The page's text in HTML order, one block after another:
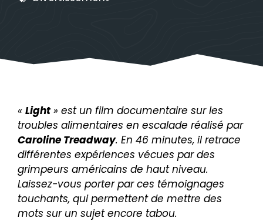
« Light » est un film documentaire sur les
troubles alimentaires en escalade réalisé par
Caroline Treadway. En 46 minutes, il retrace
différentes expériences vécues par des
grimpeurs américains de haut niveau.
Laissez-vous porter par ces témoignages
touchants, qui permettent de mettre des
mots sur un sujet encore tabou.